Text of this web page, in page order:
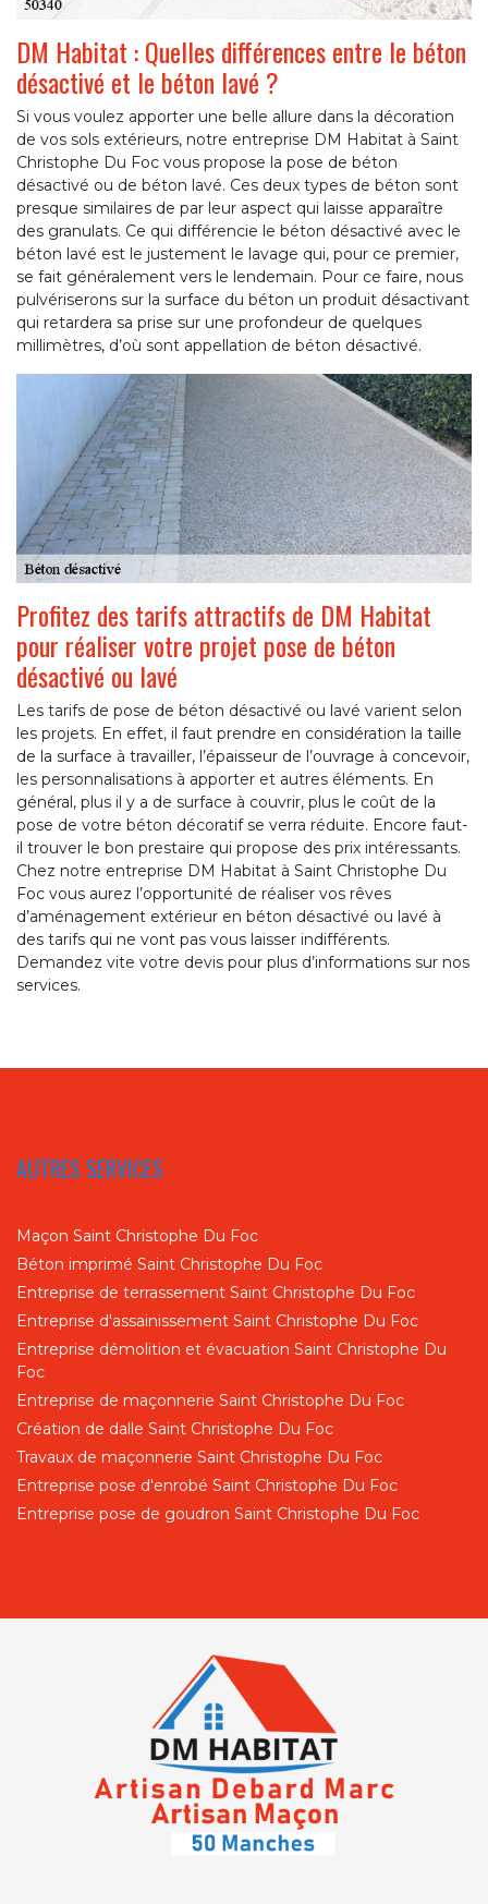
DM Habitat : Quelles différences entre le béton
désactivé et le béton lavé ?
Si vous voulez apporter une belle allure dans la décoration
de vos sols extérieurs, notre entreprise DM Habitat à Saint
Christophe Du Foc vous propose la pose de béton
désactivé ou de béton lavé. Ces deux types de béton sont
presque similaires de par leur aspect qui laisse apparaître
des granulats. Ce qui différencie le béton désactivé avec le
béton lavé est le justement le lavage qui, pour ce premier,
se fait généralement vers le lendemain. Pour ce faire, nous
pulvériserons sur la surface du béton un produit désactivant
qui retardera sa prise sur une profondeur de quelques
millimètres, d’où sont appellation de béton désactivé.
Profitez des tarifs attractifs de DM Habitat
pour réaliser votre projet pose de béton
désactivé ou lavé
Les tarifs de pose de béton désactivé ou lavé varient selon
les projets. En effet, il faut prendre en considération la taille
de la surface à travailler, l’épaisseur de l’ouvrage à concevoir,
les personnalisations à apporter et autres éléments. En
général, plus il y a de surface à couvrir, plus le coût de la
pose de votre béton décoratif se verra réduite. Encore faut-
il trouver le bon prestaire qui propose des prix intéressants.
Chez notre entreprise DM Habitat à Saint Christophe Du
Foc vous aurez l’opportunité de réaliser vos rêves
d’aménagement extérieur en béton désactivé ou lavé à
des tarifs qui ne vont pas vous laisser indifférents.
Demandez vite votre devis pour plus d’informations sur nos
services.
AUTRES SERVICES
Maçon Saint Christophe Du Foc
Béton imprimé Saint Christophe Du Foc
Entreprise de terrassement Saint Christophe Du Foc
Entreprise d'assainissement Saint Christophe Du Foc
Entreprise démolition et évacuation Saint Christophe Du
Foc
Entreprise de maçonnerie Saint Christophe Du Foc
Création de dalle Saint Christophe Du Foc
Travaux de maçonnerie Saint Christophe Du Foc
Entreprise pose d'enrobé Saint Christophe Du Foc
Entreprise pose de goudron Saint Christophe Du Foc